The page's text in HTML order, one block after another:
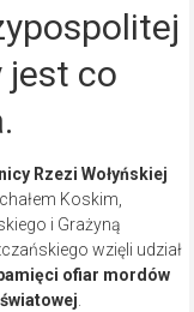
jest co
Rzezi Wołyńskiej
Koskim,
i Grażyną
wzięli udział
ofiar mordów
.